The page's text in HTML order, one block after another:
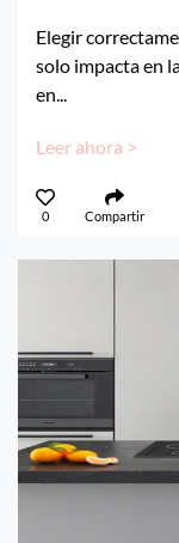
Elegir
solo impacta en
en...
Leer ahora >
0 Compartir